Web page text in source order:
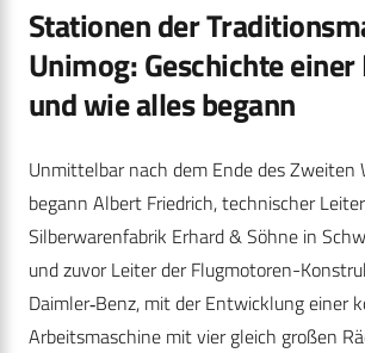
Stationen der
Unimog: Geschichte einer
und wie alles begann
Unmittelbar nach dem Ende des Zweiten
begann Albert Friedrich, technischer
Silberwarenfabrik Erhard & Söhne in
und zuvor Leiter der Flugmotoren-
Daimler‑Benz, mit der Entwicklung einer
Arbeitsmaschine mit vier gleich großen